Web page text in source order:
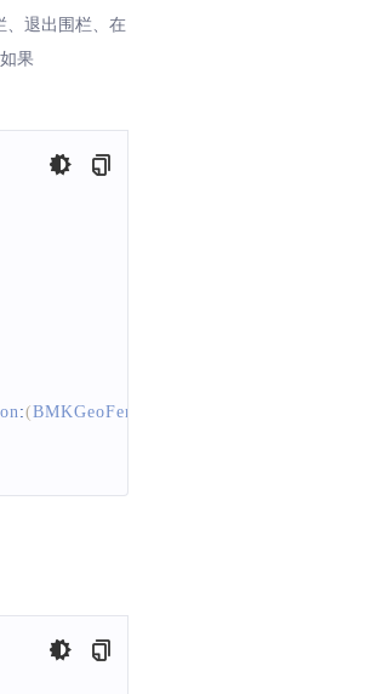
、退出围栏、在
果
:(BMKGeoFenceRegion